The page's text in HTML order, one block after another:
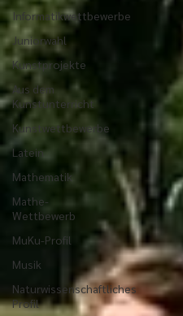
Informatikwettbewerbe
Juniorwahl
Kunstprojekte
Aus dem
Kunstunterricht
Kunstwettbewerbe
Latein
Mathematik
Mathe-
Wettbewerb
MuKu-Profil
Musik
Naturwissenschaftliches
Profil